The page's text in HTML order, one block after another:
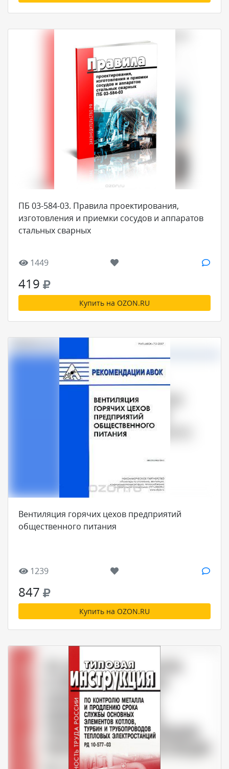
ПБ 03-584-03. Правила проектирования,
изготовления и приемки сосудов и аппаратов
стальных сварных
1449
419
Купить на OZON.RU
Вентиляция горячих цехов предприятий
общественного питания
1239
847
Купить на OZON.RU